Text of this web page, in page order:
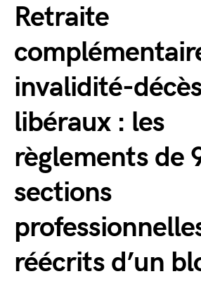
Retraite
invalidité-
libéraux : les
règlements de
sections
réécrits d’un